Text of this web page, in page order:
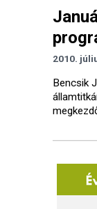
2010.
Bencsik